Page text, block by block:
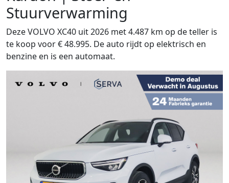
Stuurverwarming
Deze VOLVO XC40 uit 2026 met 4.487 km op de teller is
te koop voor € 48.995. De auto rijdt op elektrisch en
benzine en is een automaat.